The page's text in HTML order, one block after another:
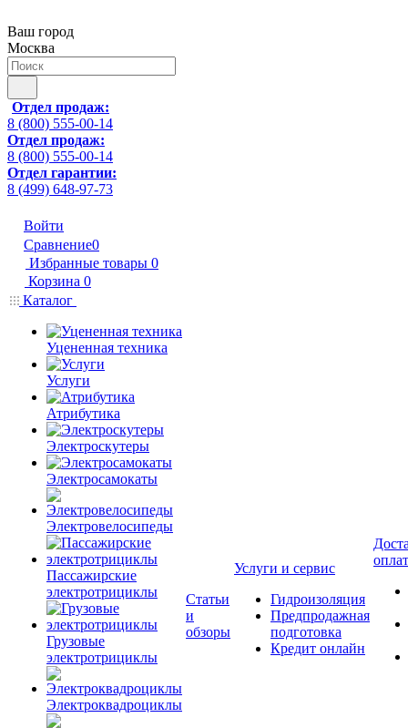
Ваш город
Москва
Отдел продаж:
8 (800) 555-00-14
Отдел продаж:
8 (800) 555-00-14
Отдел гарантии:
8 (499) 648-97-73
Войти
Сравнение0
Избранные товары 0
Корзина 0
Каталог
Уцененная техника
Услуги
Атрибутика
Электроскутеры
Электросамокаты
Электровелосипеды
Пассажирские
электротрициклы
Грузовые
электротрициклы
Электроквадроциклы
Статьи
и
обзоры
Услуги и сервис
Гидроизоляция
Предпродажная
подготовка
Кредит онлайн